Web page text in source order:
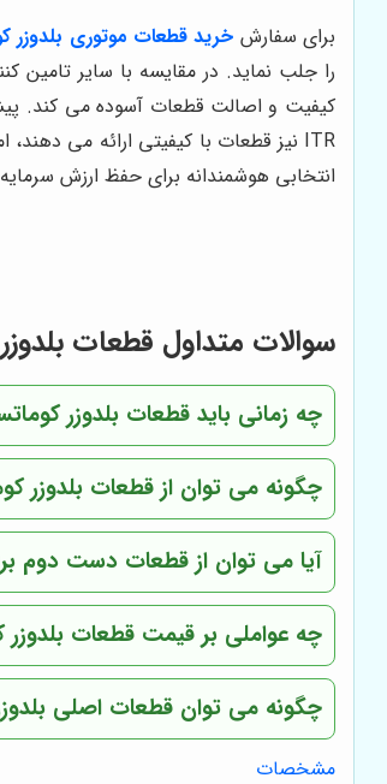
برای سفارش خرید قطعات موتوری بلدوزر
را جلب نماید. در مقایسه با سایر تامین
کیفیت و اصالت قطعات آسوده می کند.
ITR نیز قطعات با کیفیتی ارائه می دهند، اما قطعات
انتخابی هوشمندانه برای حفظ ارزش
سوالات متداول قطعات
چه زمانی باید قطعات بلدوزر
چگونه می توان از قطعات بلدوزر
آیا می توان از قطعات دست دوم
چه عواملی بر قیمت قطعات بلدوزر
چگونه می توان قطعات اصلی
مشخصات